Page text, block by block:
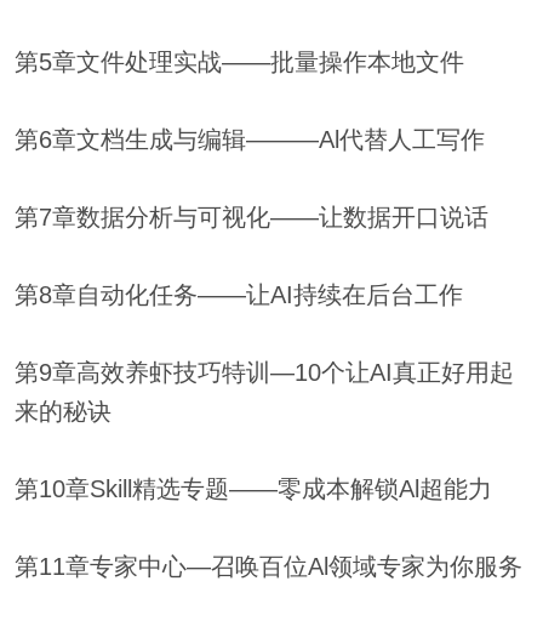
第5章文件处理实战——批量操作本地文件
第6章文档生成与编辑———Al代替人工写作
第7章数据分析与可视化——让数据开口说话
第8章自动化任务——让AI持续在后台工作
第9章高效养虾技巧特训—10个让AI真正好用起
来的秘诀
第10章Skill精选专题——零成本解锁Al超能力
第11章专家中心—召唤百位Al领域专家为你服务